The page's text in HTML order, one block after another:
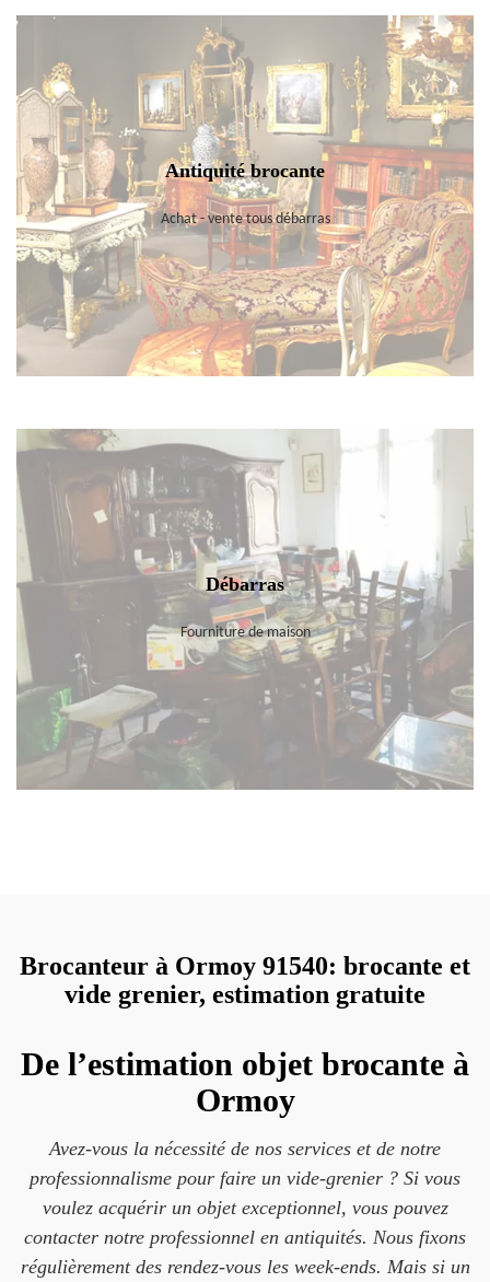
Antiquité brocante
Achat - vente tous débarras
Débarras
Fourniture de maison
Brocanteur à Ormoy 91540: brocante et
vide grenier, estimation gratuite
De l’estimation objet brocante à
Ormoy
Avez-vous la nécessité de nos services et de notre
professionnalisme pour faire un vide-grenier ? Si vous
voulez acquérir un objet exceptionnel, vous pouvez
contacter notre professionnel en antiquités. Nous fixons
régulièrement des rendez-vous les week-ends. Mais si un